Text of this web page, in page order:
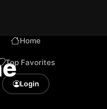
Home
Top Favorites
Login